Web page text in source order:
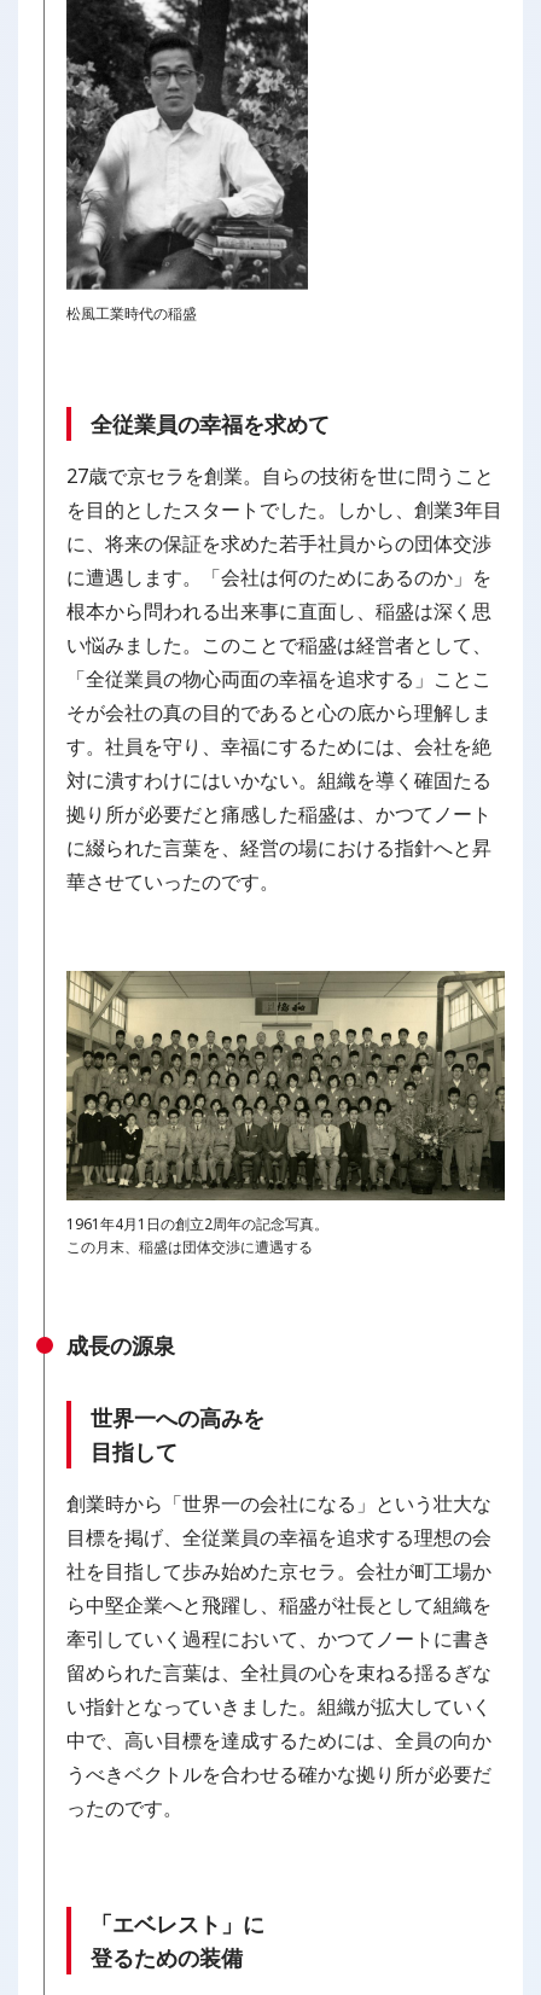
松風工業時代の稲盛
全従業員の幸福を求めて
27歳で京セラを創業。自らの技術を世に問うこと
を目的としたスタートでした。しかし、創業3年目
に、将来の保証を求めた若手社員からの団体交渉
に遭遇します。「会社は何のためにあるのか」を
根本から問われる出来事に直面し、稲盛は深く思
い悩みました。このことで稲盛は経営者として、
「全従業員の物心両面の幸福を追求する」ことこ
そが会社の真の目的であると心の底から理解しま
す。社員を守り、幸福にするためには、会社を絶
対に潰すわけにはいかない。組織を導く確固たる
拠り所が必要だと痛感した稲盛は、かつてノート
に綴られた言葉を、経営の場における指針へと昇
華させていったのです。
1961年4月1日の創立2周年の記念写真。
この月末、稲盛は団体交渉に遭遇する
成長の源泉
世界一への高みを
目指して
創業時から「世界一の会社になる」という壮大な
目標を掲げ、全従業員の幸福を追求する理想の会
社を目指して歩み始めた京セラ。会社が町工場か
ら中堅企業へと飛躍し、稲盛が社長として組織を
牽引していく過程において、かつてノートに書き
留められた言葉は、全社員の心を束ねる揺るぎな
い指針となっていきました。組織が拡大していく
中で、高い目標を達成するためには、全員の向か
うべきベクトルを合わせる確かな拠り所が必要だ
ったのです。
「エベレスト」に
登るための装備